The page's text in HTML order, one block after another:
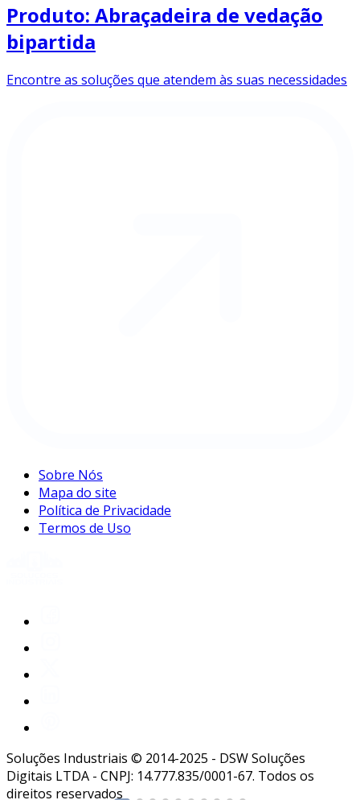
Produto: Abraçadeira de vedação
bipartida
Encontre as soluções que atendem às suas necessidades
Sobre Nós
Mapa do site
Política de Privacidade
Termos de Uso
Soluções Industriais © 2014-2025 - DSW Soluções
Digitais LTDA - CNPJ: 14.777.835/0001-67. Todos os
direitos reservados